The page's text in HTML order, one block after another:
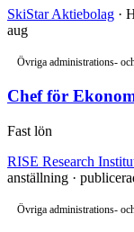
SkiStar Aktiebolag ·
aug
Övriga administrations-
Chef för
Fast lön
RISE Research
anställning ·
Övriga administrations-